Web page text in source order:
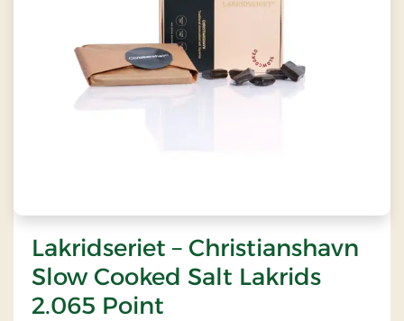
Lakridseriet – Christianshavn
Slow Cooked Salt Lakrids
2.065 Point